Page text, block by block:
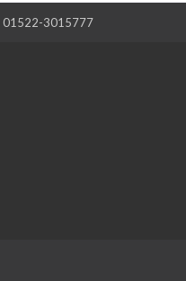
01522-3015777